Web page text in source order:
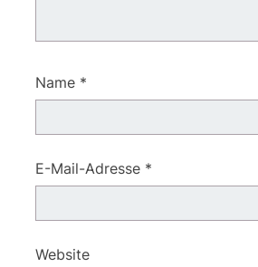
Name *
E-Mail-Adresse *
Website